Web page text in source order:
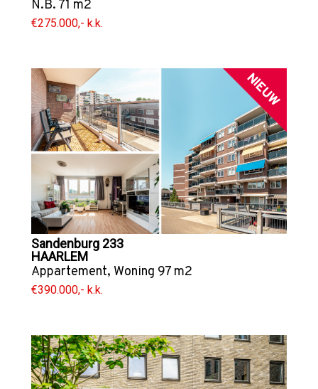
N.B. 71 m2
€275.000,- k.k.
NIEUW
Sandenburg 233
HAARLEM
Appartement, Woning 97 m2
€390.000,- k.k.